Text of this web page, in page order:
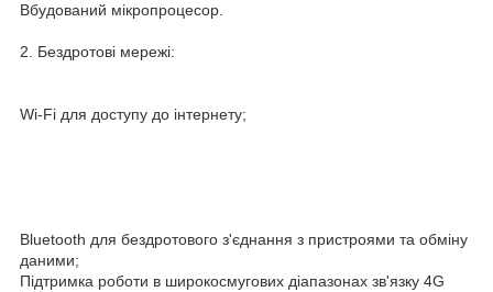
Вбудований мікропроцесор.
2. Бездротові мережі:
Wi-Fi для доступу до інтернету;
Bluetooth для бездротового з'єднання з пристроями та обміну
даними;
Підтримка роботи в широкосмугових діапазонах зв'язку 4G